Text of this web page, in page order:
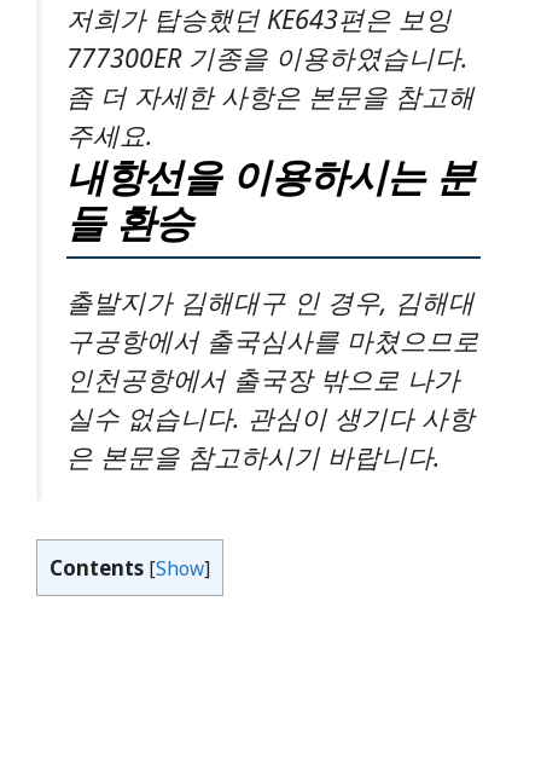
저희가 탑승했던 KE643편은 보잉
777300ER 기종을 이용하였습니다.
좀 더 자세한 사항은 본문을 참고해
주세요.
내항선을 이용하시는 분
들 환승
출발지가 김해대구 인 경우, 김해대
구공항에서 출국심사를 마쳤으므로
인천공항에서 출국장 밖으로 나가
실수 없습니다. 관심이 생기다 사항
은 본문을 참고하시기 바랍니다.
Contents [Show]